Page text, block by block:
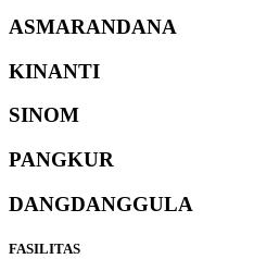
ASMARANDANA
KINANTI
SINOM
PANGKUR
DANGDANGGULA
FASILITAS